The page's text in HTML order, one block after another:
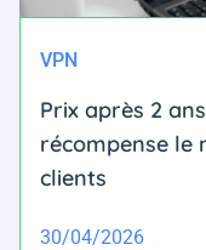
VPN
Prix après 2
récompense le
clients
30/04/2026